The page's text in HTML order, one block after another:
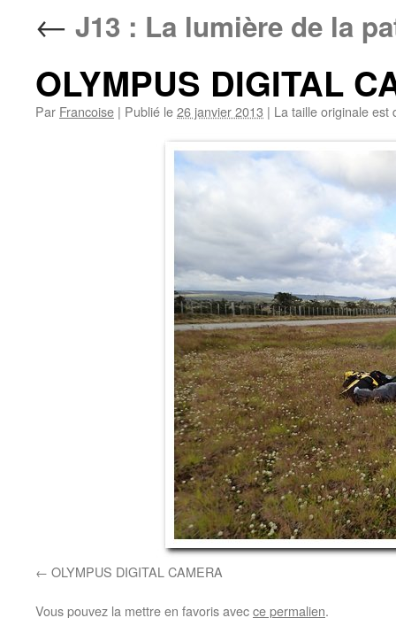
← J13 : La lumière de la
OLYMPUS DIGITAL
Par Francoise | Publié le26 janvier 2013 | La taille originale est
OLYMPUS DIGITAL CAMERA
Vous pouvez la mettre en favoris avecce permalien.